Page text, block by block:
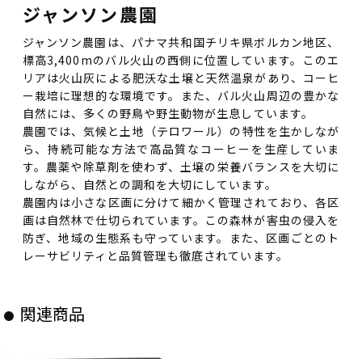
ジャンソン農園
ジャンソン農園は、パナマ共和国チリキ県ボルカン地区、
標高3,400mのバル火山の西側に位置しています。このエ
リアは火山灰による肥沃な土壌と天然温泉があり、コーヒ
ー栽培に理想的な環境です。また、バル火山周辺の豊かな
自然には、多くの野鳥や野生動物が生息しています。
農園では、気候と土地（テロワール）の特性を生かしなが
ら、持続可能な方法で高品質なコーヒーを生産していま
す。農薬や除草剤を使わず、土壌の栄養バランスを大切に
しながら、自然との調和を大切にしています。
農園内は小さな区画に分けて細かく管理されており、各区
画は自然林で仕切られています。この森林が害虫の侵入を
防ぎ、地域の生態系も守っています。また、区画ごとのト
レーサビリティと品質管理も徹底されています。
関連商品